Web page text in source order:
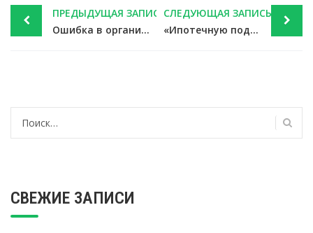
navigation
ПРЕДЫДУЩАЯ ЗАПИСЬ
Ошибка в организационно-правовой форме в счете-фактуре: светит ли вычет НДС — новости налоги
СЛЕДУЮЩАЯ ЗАПИСЬ
«Ипотечную поддержку» по закону о господдержке семей с детьми освободят от НДФЛ — новости налоги
СВЕЖИЕ ЗАПИСИ